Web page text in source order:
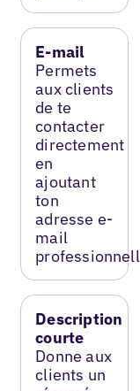
E-mail
Permets
aux clients
de te
contacter
directement
en
ajoutant
ton
adresse e-
mail
Description
courte
Donne aux
clients un